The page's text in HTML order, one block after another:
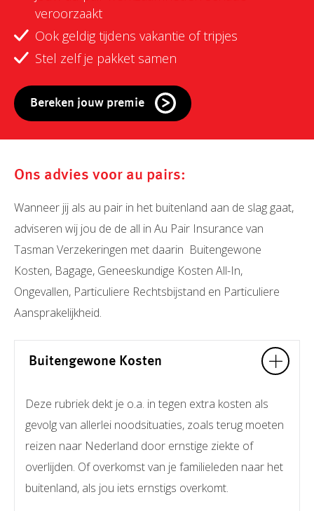
veroorzaakt
Ook geldig tijdens vakantie of tripjes
Stel zelf je pakket samen
Bereken jouw premie
Ons advies voor au pairs:
Wanneer jij als au pair in het buitenland aan de slag gaat,
adviseren wij jou de de all in Au Pair Insurance van
Tasman Verzekeringen met daarin Buitengewone
Kosten, Bagage, Geneeskundige Kosten All-In,
Ongevallen, Particuliere Rechtsbijstand en Particuliere
Aansprakelijkheid.
Buitengewone Kosten
Deze rubriek dekt je o.a. in tegen extra kosten als
gevolg van allerlei noodsituaties, zoals terug moeten
reizen naar Nederland door ernstige ziekte of
overlijden. Of overkomst van je familieleden naar het
buitenland, als jou iets ernstigs overkomt.